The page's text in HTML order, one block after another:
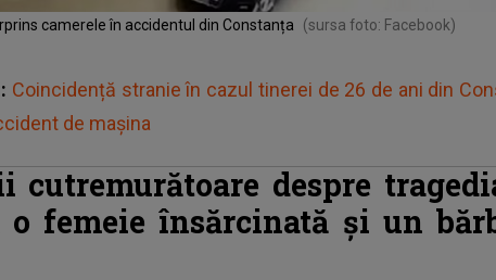
camerele în accidentul din Constanța (sursa foto: Facebook)
Coincidență stranie în cazul tinerei de 26 de ani din
de mașina
cutremurătoare despre
femeie însărcinată și un